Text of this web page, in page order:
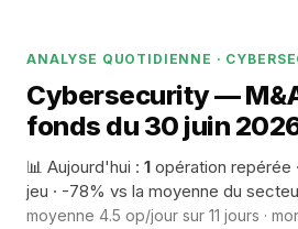
ANALYSE QUOTIDIENNE ·
Cybersecurity —
fonds du 30 juin
📊 Aujourd'hui : 1 opération repérée
jeu · -78% vs la moyenne du
moyenne 4.5 op/jour sur 11 jours ·